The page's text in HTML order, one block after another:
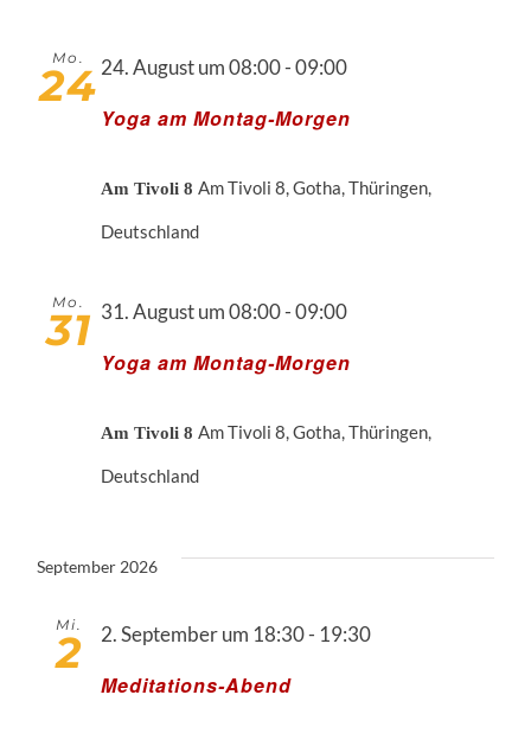
Mo.
24
Yoga am Montag-Morgen
24. August um 08:00-09:00
Am Tivoli 8Am Tivoli 8, Gotha, Thüringen,
Deutschland
Mo.
31
Yoga am Montag-Morgen
31. August um 08:00-09:00
Am Tivoli 8Am Tivoli 8, Gotha, Thüringen,
Deutschland
September 2026
Mi.
2
Meditations-Abend
2. September um 18:30- 19:30